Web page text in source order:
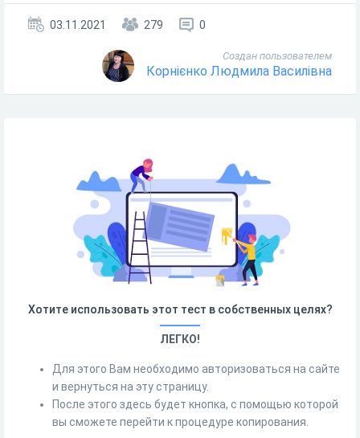
03.11.2021 279 0
Создан пользователем
Корнієнко Людмила Василівна
Хотите использовать этот тест в собственных целях?
ЛЕГКО!
Для этого Вам необходимо авторизоваться на сайте
и вернуться на эту страницу.
После этого здесь будет кнопка, с помощью которой
вы сможете перейти к процедуре копирования.